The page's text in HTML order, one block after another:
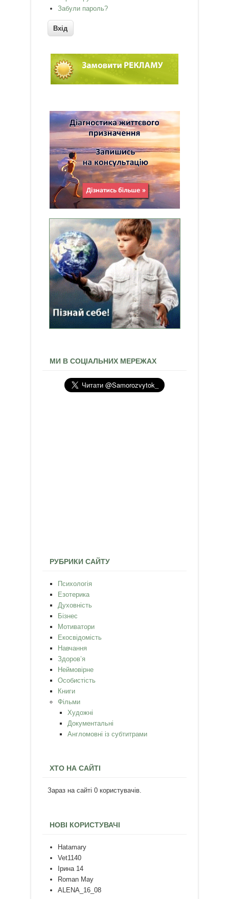
Забули пароль?
МИ В СОЦІАЛЬНИХ МЕРЕЖАХ
РУБРИКИ САЙТУ
Психологія
Езотерика
Духовність
Бізнес
Мотиватори
Екосвідомість
Навчання
Здоров’я
Неймовірне
Особистість
Книги
Фільми
Художні
Документальні
Англомовні із субтитрами
ХТО НА САЙТІ
Зараз на сайті 0 користувачів.
НОВІ КОРИСТУВАЧІ
Hatamary
Vet1140
Ірина 14
Roman May
ALENA_16_08